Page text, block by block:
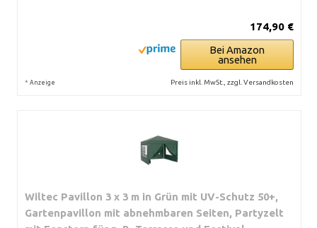
174,90 €
Bei Amazon
ansehen
* Anzeige Preis inkl. MwSt., zzgl. Versandkosten
Wiltec Pavillon 3 x 3 m in Grün mit UV-Schutz 50+,
Gartenpavillon mit abnehmbaren Seiten, Partyzelt